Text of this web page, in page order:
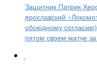
Защитник Патрик
ярославский
обоюдному
пятом своем матче